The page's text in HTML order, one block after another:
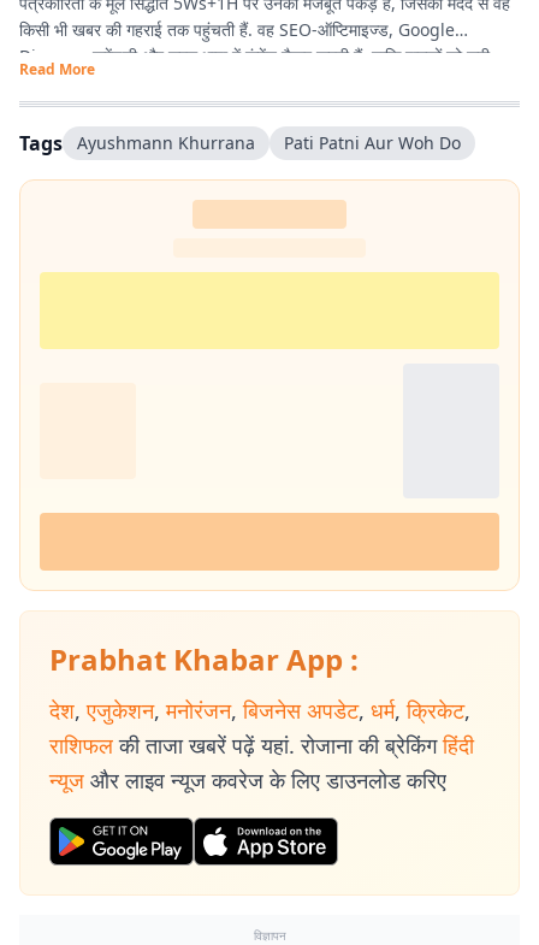
किसी भी खबर की गहराई तक पहुंचती हैं. वह SEO-ऑप्टिमाइज्ड, Google
Discover फ्रेंडली और सरल भाषा में कंटेंट तैयार करती हैं, ताकि पाठकों को सही
जानकारी आसानी से मिले और उनका पढ़ने का अनुभव बेहतर हो.
Read More
Tags Ayushmann Khurrana Pati Patni Aur Woh Do
Prabhat Khabar App :
देश, एजुकेशन, मनोरंजन, बिजनेस अपडेट, धर्म, क्रिकेट,
राशिफल की ताजा खबरें पढ़ें यहां. रोजाना की ब्रेकिंग हिंदी
न्यूज और लाइव न्यूज कवरेज के लिए डाउनलोड करिए
विज्ञापन